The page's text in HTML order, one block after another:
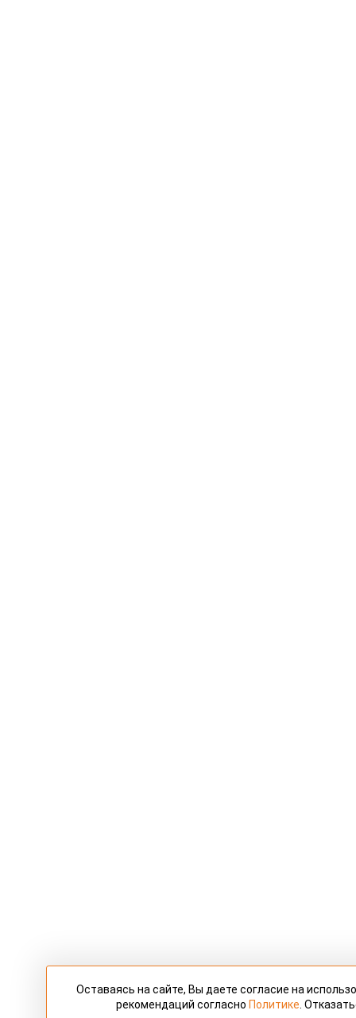
Оставаясь на сайте, Вы даете согласие на
рекомендаций согласно Политике .